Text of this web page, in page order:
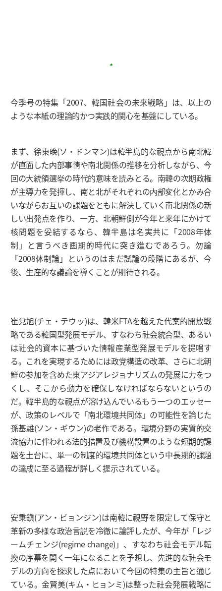
*
今季号の特集「2007、韓国社会の未来戦略」は、以上の
ような本紙の理論的かつ実践的関心を基盤にしている。
まず、徐東晩(ソ・ドンマン)は韓半島的な視点から南北韓
が直面した内部事情や南北関係の推移を分析しながら、今
回の大統領選挙の時代的意味を読みとる。南韓の次期政権
が主導力を発揮し、南と北がそれぞれの内部変化とかみ合
いながらお互いの課題をともに解決していく南北関係の新
しい出発点を作り、一方、北朝鮮側が今年と来年にかけて
核問題を妥結するなら、韓半島は名実共に「2008年体
制」と言うべき画期的時代に突き進むであろう。勿論
「2008体制論」というのはまだ試論の段階にあるが、今
後、生産的な議論を導くことが期待される。
崔兌旭(チェ・テウッ)は、韓米FTAを越えた代案的開放戦
略である韓国型発展モデル、すなわち社会統合型、あるい
は社会的資本に基づいた情報産業型発展モデルを提唱す
る。これを実現するためには政党構造の改革、さらに北朝
鮮の参加を含めた東アジアレジョナリズムの発展に力をつ
くし、そこから動力を確保しなければならないというの
だ。韓半島的な視点が溶け込んでいるもう一つのエッセー
が、政策のレベルで「南北環境共同体」の可能性を論じた
孫基雄(ソン・ギウン)の老作である。環境分野の実質的交
流協力に伴われる法的措置及び機構設置のような短期的課
題を土台に、単一の制度的環境共同体という中長期的課題
の達成に至る過程が詳しく提示されている。
安秉鎭(アン・ビョンジン)は南韓に視野を限定して保守と
革新の多様な政治言説を冷徹に論評したが、今年が「レジ
ームチェンジ(regime change)」、すなわち社会モデル転
換の序幕を開く一年になることを予想し、先進的な社会モ
デルの方向を探求した点において今回の特集の主旨と通じ
ている。金賢美(キム・ヒョンミ)は整った社会発展戦略に